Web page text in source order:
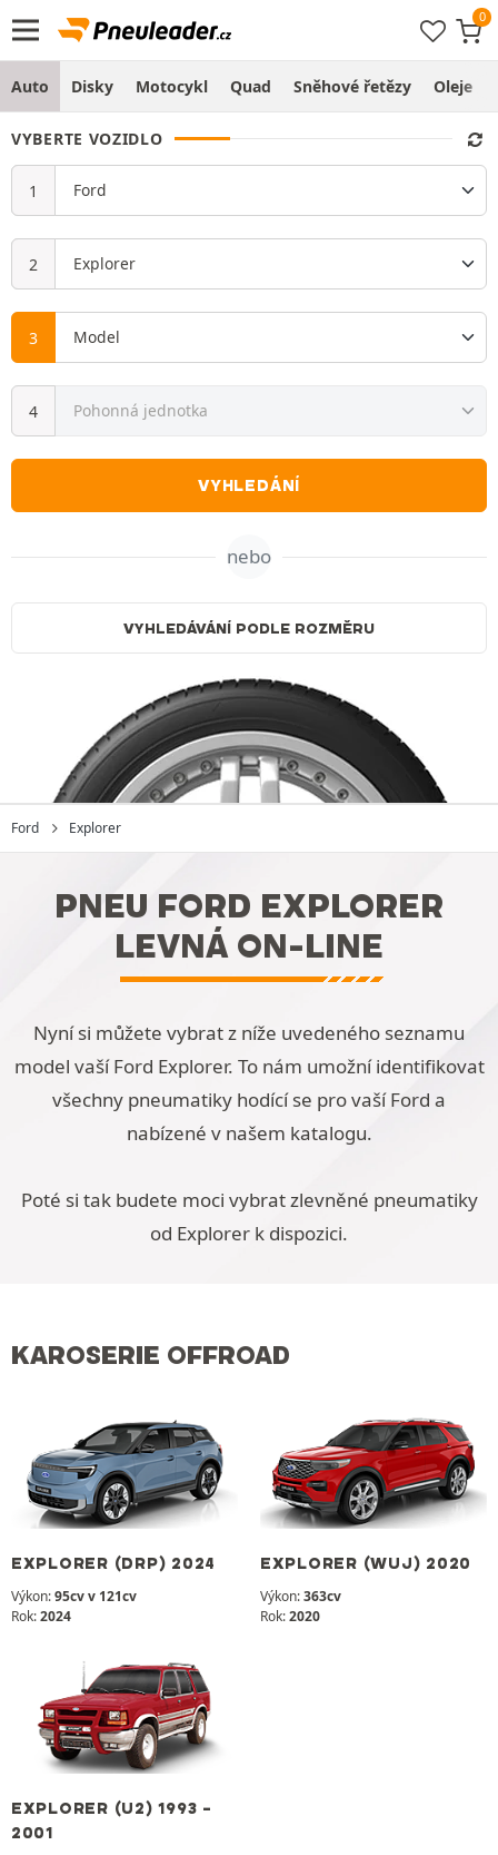
Auto Disky Motocykl Quad Sněhové řetězy Oleje
VYBERTE VOZIDLO
VYHLEDÁNÍ
nebo
VYHLEDÁVÁNÍ PODLE ROZMĚRU
Ford Explorer
PNEU FORD EXPLORER
LEVNÁ ON-LINE
Nyní si můžete vybrat z níže uvedeného seznamu
model vaší Ford Explorer. To nám umožní identifikovat
všechny pneumatiky hodící se pro vaší Ford a
nabízené v našem katalogu.
Poté si tak budete moci vybrat zlevněné pneumatiky
od Explorer k dispozici.
KAROSERIE OFFROAD
EXPLORER (DRP) 2024
Výkon:95cv v 121cv
Rok:2024
EXPLORER (WUJ) 2020
Výkon:363cv
Rok:2020
EXPLORER (U2) 1993 -
2001